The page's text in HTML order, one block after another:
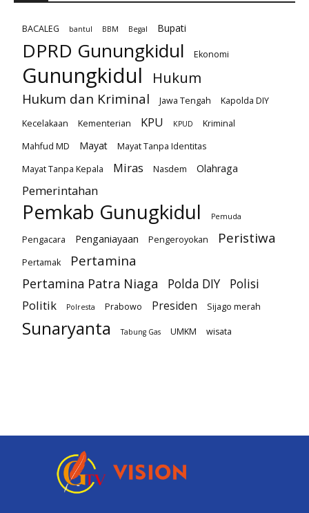
BACALEG bantul BBM Begal Bupati
DPRD Gunungkidul Ekonomi
Gunungkidul Hukum
Hukum dan Kriminal Jawa Tengah
Kapolda DIY
Kecelakaan
Kementerian KPU KPUD
Kriminal
Mahfud MD
Mayat
Mayat Tanpa Identitas
Mayat Tanpa Kepala
Miras Nasdem Olahraga
Pemerintahan
Pemkab Gunugkidul Pemuda
Pengacara Penganiayaan Pengeroyokan Peristiwa
Pertamak Pertamina
Pertamina Patra Niaga Polda DIY
Polisi
Politik
Polresta Prabowo Presiden Sijago merah
Sunaryanta Tabung Gas UMKM wisata